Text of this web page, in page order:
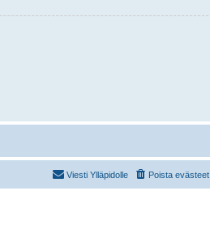
Poista evästeet
Viesti Ylläpidolle